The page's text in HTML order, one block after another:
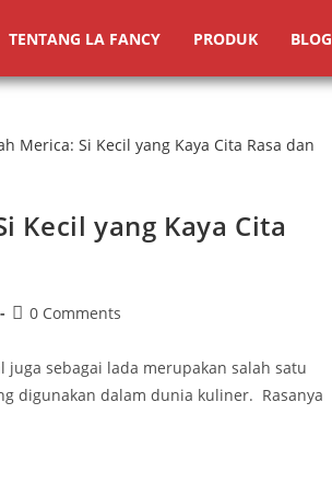
TENTANG LA FANCY PRODUK BLOG
Kecil yang Kaya Cita
0 Comments
sebagai lada merupakan salah satu
digunakan dalam dunia kuliner. Rasanya